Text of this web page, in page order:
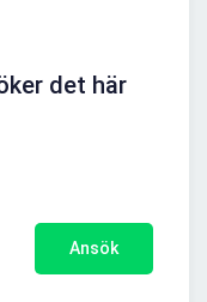
det här
Ansök